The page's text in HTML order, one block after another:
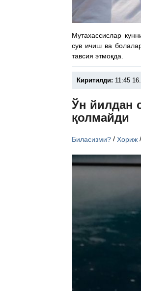
Мутахассислар
сув ичиш ва
тавсия этмоқда.
Киритилди: 11:45
Ўн йилдан
қолмайди
Биласизми? /Хориж